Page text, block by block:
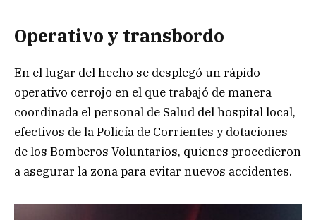
Operativo y transbordo
En el lugar del hecho se desplegó un rápido
operativo cerrojo en el que trabajó de manera
coordinada el personal de Salud del hospital local,
efectivos de la Policía de Corrientes y dotaciones
de los Bomberos Voluntarios, quienes procedieron
a asegurar la zona para evitar nuevos accidentes.